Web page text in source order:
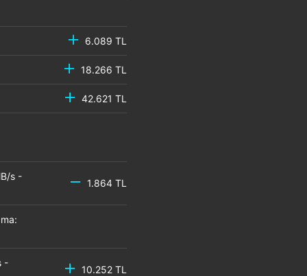
6.089 TL
18.266 TL
42.621 TL
s -
1.864 TL
-
10.252 TL